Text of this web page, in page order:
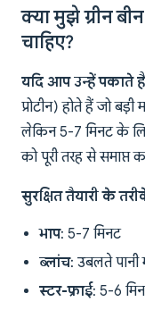
क्या मुझे ग्रीन
चाहिए?
यदि आप उन्हें पकाते हैं
प्रोटीन) होते हैं जो
लेकिन 5-7 मिनट के
को पूरी तरह से समाप्त
सुरक्षित तैयारी के
भाप: 5-7 मिनट
ब्लांच: उबलते पानी
स्टर-फ्राई: 5-6